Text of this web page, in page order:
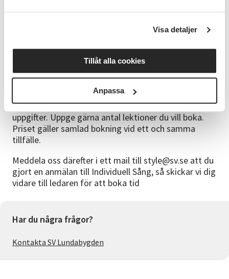
Visa detaljer
Tillåt alla cookies
Anpassa
Anmäl dig via formuläret så att vi får in dina
uppgifter. Uppge gärna antal lektioner du vill boka.
Priset gäller samlad bokning vid ett och samma
tillfälle.
Meddela oss därefter i ett mail till style@sv.se att du
gjort en anmälan till Individuell Sång, så skickar vi dig
vidare till ledaren för att boka tid
Har du några frågor?
Kontakta SV Lundabygden